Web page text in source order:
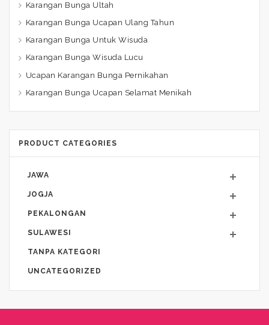
Karangan Bunga Ultah
Karangan Bunga Ucapan Ulang Tahun
Karangan Bunga Untuk Wisuda
Karangan Bunga Wisuda Lucu
Ucapan Karangan Bunga Pernikahan
Karangan Bunga Ucapan Selamat Menikah
PRODUCT CATEGORIES
JAWA
JOGJA
PEKALONGAN
SULAWESI
TANPA KATEGORI
UNCATEGORIZED